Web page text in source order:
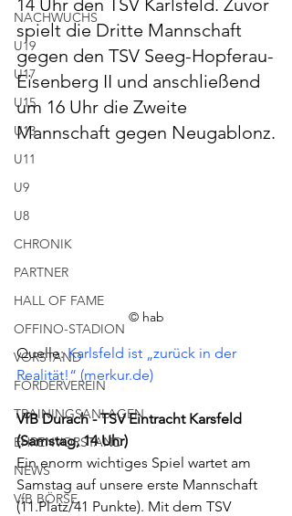
NACHWUCHS
U19
U17
U15
U13
U11
U9
U8
CHRONIK
PARTNER
HALL OF FAME
OFFINO-STADION
VORSTAND
FÖRDERVEREIN
TRAININGSANLAGEN
EHRENVORSTAND
NEWS
VfB BÖRSE
14 Uhr den TSV Karlsfeld. Zuvor
spielt die Dritte Mannschaft
gegen den TSV Seeg-Hopferau-
Eisenberg II und anschließend
um 16 Uhr die Zweite
Mannschaft gegen Neugablonz.
© hab
Quelle: Karlsfeld ist „zurück in der
Realität!“ (merkur.de)
VfB Durach - TSV Eintracht Karsfeld
(Samstag, 14 Uhr)
Ein enorm wichtiges Spiel wartet am
Samstag auf unsere erste Mannschaft
(11.Platz/41 Punkte). Mit dem TSV